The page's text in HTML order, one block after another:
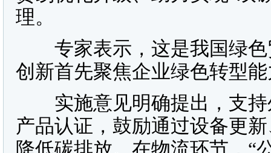
理。
专家表示，这是我国绿色
创新首先聚焦企业绿色转型
实施意见明确提出，支持
产品认证，鼓励通过设备更